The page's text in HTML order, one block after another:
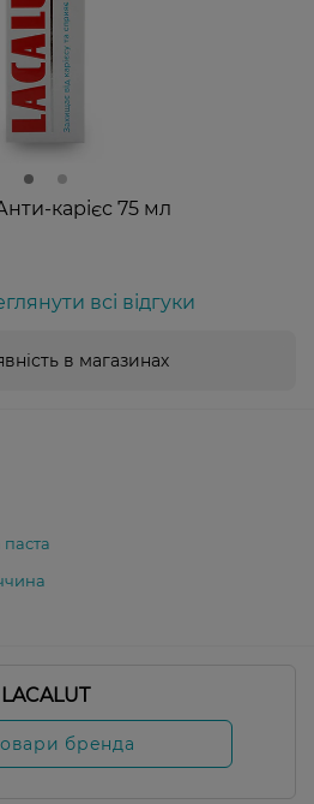
карієс 75 мл
всі відгуки
в магазинах
LACALUT
бренда